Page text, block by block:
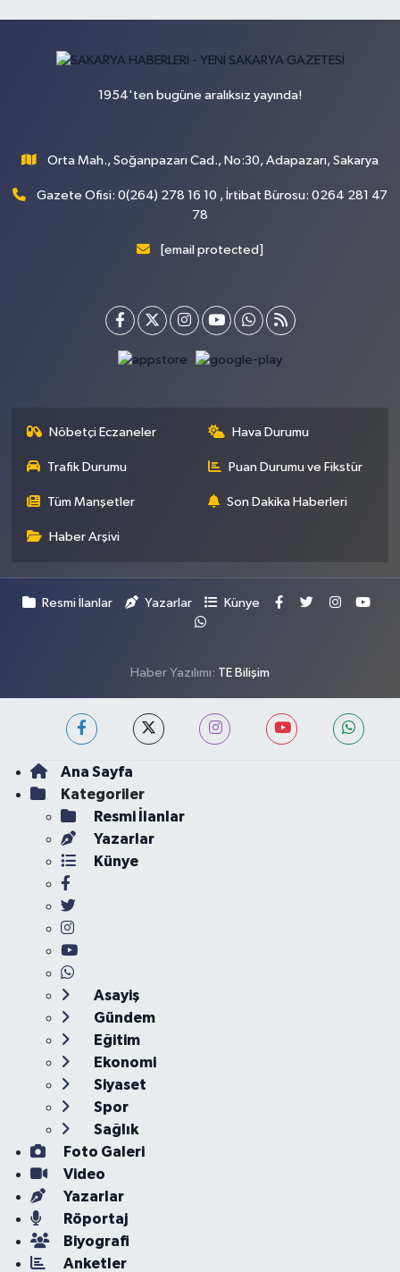
1954'ten bugüne aralıksız yayında!
Orta Mah., Soğanpazarı Cad., No:30, Adapazarı, Sakarya
Gazete Ofisi: 0(264) 278 16 10 , İrtibat Bürosu: 0264 281 47
78
[email protected]
Nöbetçi Eczaneler Hava Durumu
Trafik Durumu Puan Durumu ve Fikstür
Tüm Manşetler Son Dakika Haberleri
Haber Arşivi
Resmi İlanlar Yazarlar Künye
Haber Yazılımı: TE Bilişim
Ana Sayfa
Kategoriler
Resmi İlanlar
Yazarlar
Künye
Asayiş
Gündem
Eğitim
Ekonomi
Siyaset
Spor
Sağlık
Foto Galeri
Video
Yazarlar
Röportaj
Biyografi
Anketler